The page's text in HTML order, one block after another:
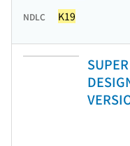
NDLC K19